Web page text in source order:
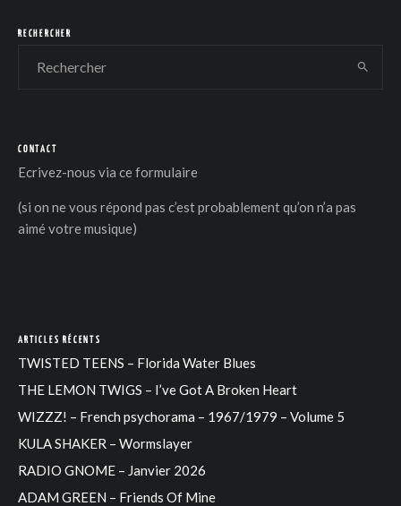
RECHERCHER
CONTACT
Ecrivez-nous via ce formulaire
(si on ne vous répond pas c’est probablement qu’on n’a pas
aimé votre musique)
ARTICLES RÉCENTS
TWISTED TEENS – Florida Water Blues
THE LEMON TWIGS – I’ve Got A Broken Heart
WIZZZ! – French psychorama – 1967/1979 – Volume 5
KULA SHAKER – Wormslayer
RADIO GNOME – Janvier 2026
ADAM GREEN – Friends Of Mine